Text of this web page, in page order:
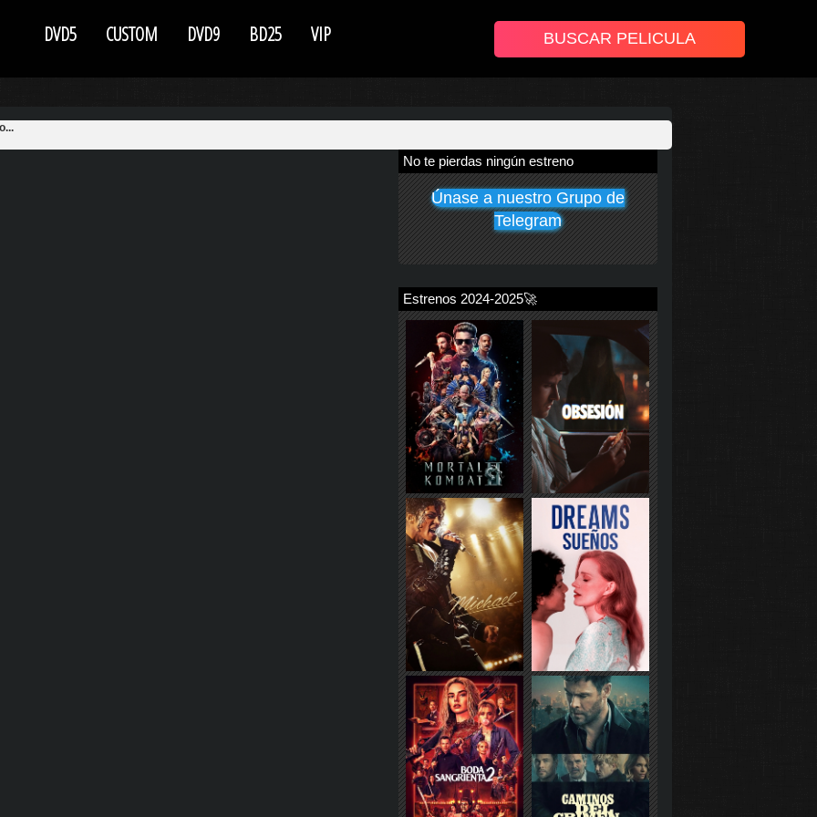
DVD5 CUSTOM DVD9 BD25 VIP
No te pierdas ningún estreno
Únase a nuestro Grupo de
Telegram
Estrenos 2024-2025🚀